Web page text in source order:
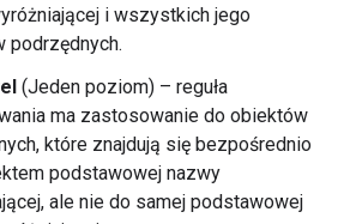
i wszystkich jego
podrzędnych.
(Jeden poziom) – reguła
ma zastosowanie do obiektów
które znajdują się bezpośrednio
podstawowej nazwy
ale nie do samej podstawowej